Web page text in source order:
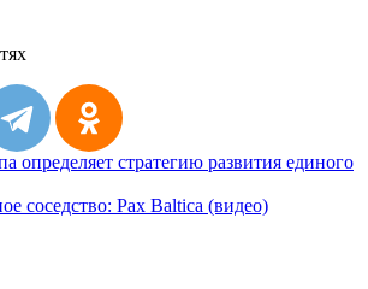
определяет стратегию развития единого
соседство: Pax Baltica (видео)